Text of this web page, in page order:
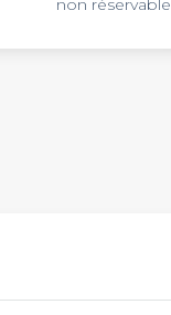
non réservable